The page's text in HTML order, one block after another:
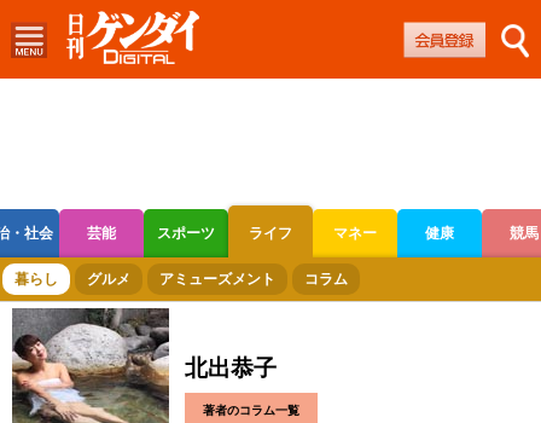
・社会 芸能 スポーツ ライフ マネー 健康 競馬
ボートレース 競輪 オートレース
暮らし グルメ アミューズメント コラム
北出恭子
著者のコラム一覧